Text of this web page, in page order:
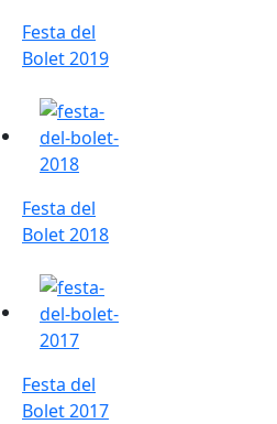
Festa del
Bolet 2019
Festa del Bolet 2018
Festa del
Bolet 2018
Festa del Bolet 2017
Festa del
Bolet 2017